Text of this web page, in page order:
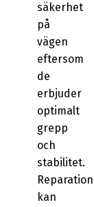
säkerhet
på
vägen
eftersom
de
erbjuder
optimalt
grepp
och
stabilitet.
kan